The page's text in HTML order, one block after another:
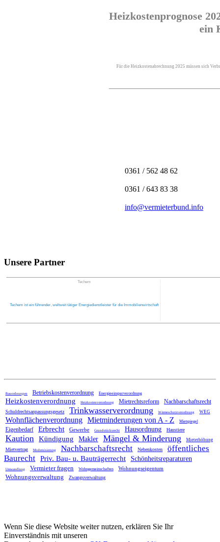
Heizkostenprognose
ein
Für die Heizkostenabrechnung 2025 müssen sich
0361 / 562 48 62
0361 / 643 83 38
info@vermieterbund.info
Unsere Partner
Techem
Techem ist ein führender, weltweit tätiger Energiedienstleister für die Immobilienwirtschaft
Bauordnungen Betriebskostenverordnung Energieeinsparverordnung
Heizkostenverordnung Heizkostenverordnung Mietrechtsreform Nachbarschaftsrecht
Schuldrechtsanpassungsgesetz Trinkwasserverordnung Wärmeschutzverordnung WEG
Wohnflächenverordnung Mietminderungen von A - Z Mietspiegel
Eigenbedarf Erbrecht Gewerbe Grundstücksrecht Hausordnung Haustiere
Kaution Kündigung Makler Mängel & Minderung Mieterhöhung
Mietvertrag Modernisierung Nachbarschaftsrecht Nebenkosten
öffentliches
Baurecht
Priv. Bau- u. Bauträgerrecht Schönheitsreparaturen
Umwandlung Vermieter fragen Wohngemeinschaften Wohnungseigentum
Wohnungsverwaltung Zwangsverwaltung
Wenn Sie diese Website weiter nutzen, erklären Sie Ihr
Einverständnis mit unseren